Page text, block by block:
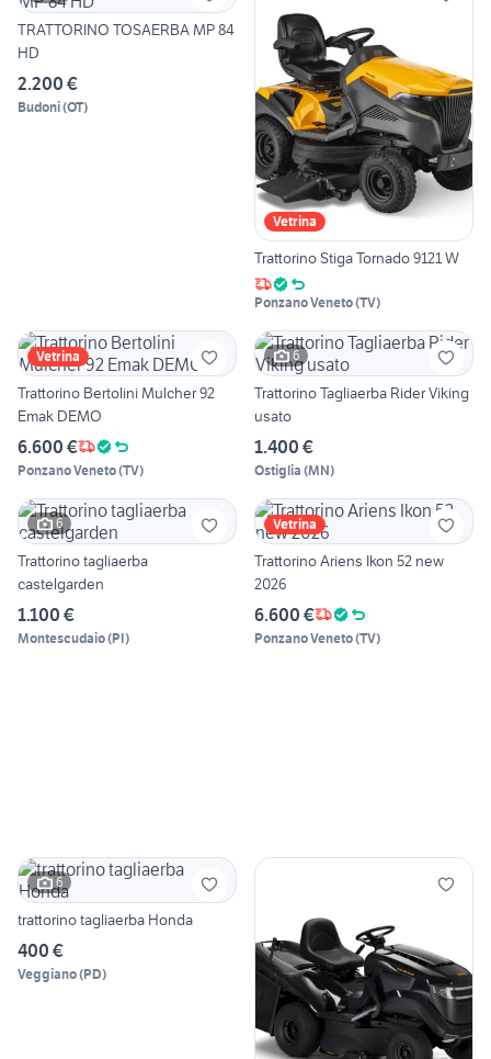
TRATTORINO TOSAERBA MP 84
HD
2.200 €
Budoni(OT)
Vetrina
Trattorino Stiga Tornado 9121 W
Ponzano Veneto(TV)
Vetrina
Trattorino Bertolini Mulcher 92
Emak DEMO
6.600 €
Ponzano Veneto(TV)
6
Trattorino Tagliaerba Rider Viking
usato
1.400 €
Ostiglia (MN)
6
Trattorino tagliaerba
castelgarden
1.100 €
Montescudaio(PI)
Vetrina
Trattorino Ariens Ikon 52 new
2026
6.600 €
Ponzano Veneto(TV)
6
trattorino tagliaerba Honda
400 €
Veggiano(PD)